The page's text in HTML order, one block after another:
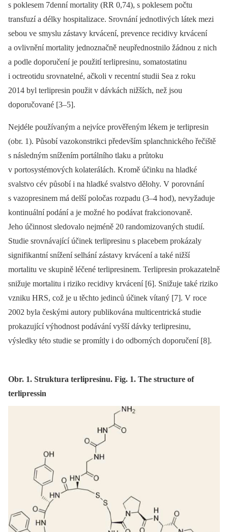
s poklesem 7denní mortality (RR 0,74), s poklesem počtu
transfuzí a délky hospitalizace. Srovnání jednotlivých látek mezi
sebou ve smyslu zástavy krvácení, prevence recidivy krvácení
a ovlivnění mortality jednoznačně neupřednostnilo žádnou z nich
a podle doporučení je použití terlipresinu, somatostatinu
i octreotidu srovnatelné, ačkoli v recentní studii Sea z roku
2014 byl terlipresin použit v dávkách nižších, než jsou
doporučované [3–5].
Nejdéle používaným a nejvíce prověřeným lékem je terlipresin
(obr. 1). Působí vazokonstrikci především splanchnického řečiště
s následným snížením portálního tlaku a průtoku
v portosystémových kolaterálách. Kromě účinku na hladké
svalstvo cév působí i na hladké svalstvo dělohy. V porovnání
s vazopresinem má delší poločas rozpadu (3–4 hod), nevyžaduje
kontinuální podání a je možné ho podávat frakcionovaně.
Jeho účinnost sledovalo nejméně 20 randomizovaných studií.
Studie srovnávající účinek terlipresinu s placebem prokázaly
signifikantní snížení selhání zástavy krvácení a také nižší
mortalitu ve skupině léčené terlipresinem. Terlipresin prokazatelně
snižuje mortalitu i riziko recidivy krvácení [6]. Snižuje také riziko
vzniku HRS, což je u těchto jedinců účinek vítaný [7]. V roce
2002 byla českými autory publikována multicentrická studie
prokazující výhodnost podávání vyšší dávky terlipresinu,
výsledky této studie se promítly i do odborných doporučení [8].
Obr. 1. Struktura terlipresinu. Fig. 1. The structure of
terlipressin